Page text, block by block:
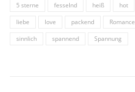
5 sterne fesselnd heiß hot
liebe
love packend Romance
sinnlich
spannend Spannung